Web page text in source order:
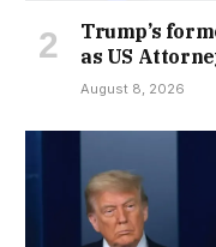
Trump’s
as US
August 8, 2026